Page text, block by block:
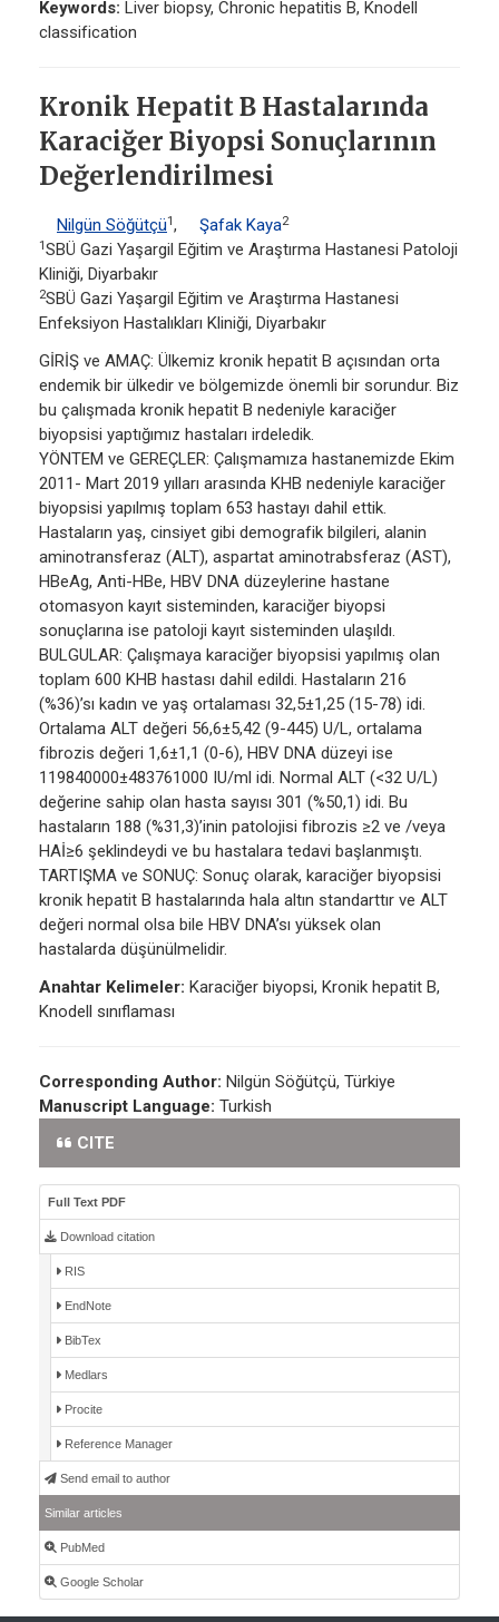
Keywords: Liver biopsy, Chronic hepatitis B, Knodell
classification
Kronik Hepatit B Hastalarında
Karaciğer Biyopsi Sonuçlarının
Değerlendirilmesi
Nilgün Söğütçü1, Şafak Kaya2
1SBÜ Gazi Yaşargil Eğitim ve Araştırma Hastanesi Patoloji
Kliniği, Diyarbakır
2SBÜ Gazi Yaşargil Eğitim ve Araştırma Hastanesi
Enfeksiyon Hastalıkları Kliniği, Diyarbakır
GİRİŞ ve AMAÇ: Ülkemiz kronik hepatit B açısından orta
endemik bir ülkedir ve bölgemizde önemli bir sorundur. Biz
bu çalışmada kronik hepatit B nedeniyle karaciğer
biyopsisi yaptığımız hastaları irdeledik.
YÖNTEM ve GEREÇLER: Çalışmamıza hastanemizde Ekim
2011- Mart 2019 yılları arasında KHB nedeniyle karaciğer
biyopsisi yapılmış toplam 653 hastayı dahil ettik.
Hastaların yaş, cinsiyet gibi demografik bilgileri, alanin
aminotransferaz (ALT), aspartat aminotrabsferaz (AST),
HBeAg, Anti-HBe, HBV DNA düzeylerine hastane
otomasyon kayıt sisteminden, karaciğer biyopsi
sonuçlarına ise patoloji kayıt sisteminden ulaşıldı.
BULGULAR: Çalışmaya karaciğer biyopsisi yapılmış olan
toplam 600 KHB hastası dahil edildi. Hastaların 216
(%36)’sı kadın ve yaş ortalaması 32,5±1,25 (15-78) idi.
Ortalama ALT değeri 56,6±5,42 (9-445) U/L, ortalama
fibrozis değeri 1,6±1,1 (0-6), HBV DNA düzeyi ise
119840000±483761000 IU/ml idi. Normal ALT (<32 U/L)
değerine sahip olan hasta sayısı 301 (%50,1) idi. Bu
hastaların 188 (%31,3)’inin patolojisi fibrozis ≥2 ve /veya
HAİ≥6 şeklindeydi ve bu hastalara tedavi başlanmıştı.
TARTIŞMA ve SONUÇ: Sonuç olarak, karaciğer biyopsisi
kronik hepatit B hastalarında hala altın standarttır ve ALT
değeri normal olsa bile HBV DNA’sı yüksek olan
hastalarda düşünülmelidir.
Anahtar Kelimeler: Karaciğer biyopsi, Kronik hepatit B,
Knodell sınıflaması
Corresponding Author: Nilgün Söğütçü, Türkiye
Manuscript Language: Turkish
CITE
Full Text PDF
Download citation
RIS
EndNote
BibTex
Medlars
Procite
Reference Manager
Send email to author
Similar articles
PubMed
Google Scholar